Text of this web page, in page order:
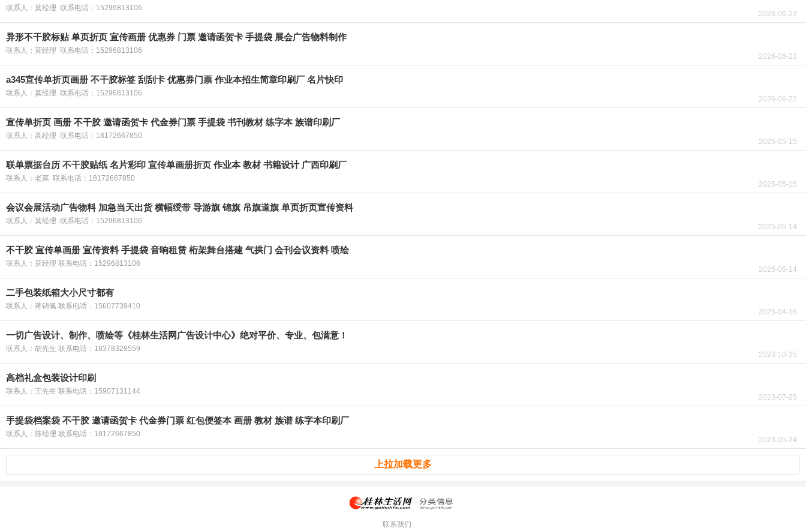
联系人：莫经理 联系电话：15296813106
2026-06-23
异形不干胶标贴 单页折页 宣传画册 优惠券 门票 邀请函贺卡 手提袋 展会广告物料制作
联系人：莫经理 联系电话：15296813106
2026-06-23
a345宣传单折页画册 不干胶标签 刮刮卡 优惠券门票 作业本招生简章印刷厂 名片快印
联系人：莫经理 联系电话：15296813106
2026-06-22
宣传单折页 画册 不干胶 邀请函贺卡 代金券门票 手提袋 书刊教材 练字本 族谱印刷厂
联系人：高经理 联系电话：18172667850
2025-05-15
联单票据台历 不干胶贴纸 名片彩印 宣传单画册折页 作业本 教材 书籍设计 广西印刷厂
联系人：老莫 联系电话：18172667850
2025-05-15
会议会展活动广告物料 加急当天出货 横幅绶带 导游旗 锦旗 吊旗道旗 单页折页宣传资料
联系人：莫经理 联系电话：15296813106
2025-05-14
不干胶 宣传单画册 宣传资料 手提袋 音响租赁 桁架舞台搭建 气拱门 会刊会议资料 喷绘
联系人：莫经理 联系电话：15296813106
2025-05-14
二手包装纸箱大小尺寸都有
联系人：蒋锦佩 联系电话：15607739410
2025-04-16
一切广告设计、制作、喷绘等《桂林生活网广告设计中心》绝对平价、专业、包满意！
联系人：胡先生 联系电话：18378328559
2023-10-25
高档礼盒包装设计印刷
联系人：王先生 联系电话：15907131144
2023-07-25
手提袋档案袋 不干胶 邀请函贺卡 代金券门票 红包便签本 画册 教材 族谱 练字本印刷厂
联系人：陈经理 联系电话：18172667850
2023-05-24
上拉加载更多
联系我们